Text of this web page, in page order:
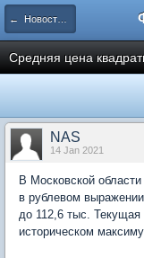
← Новости рынка недвижимости
Средняя цена
NAS
14 Jan 2021
В Московской
в рублевом
до 112,6 тыс. Текущая
историческом